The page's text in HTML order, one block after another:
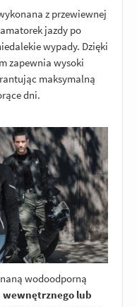
z przewiewnej
jazdy po
wypady. Dzięki
zapewnia wysoki
maksymalną
dni.
wodoodporną
lub